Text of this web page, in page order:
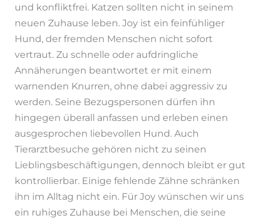
und konfliktfrei. Katzen sollten nicht in seinem
neuen Zuhause leben. Joy ist ein feinfühliger
Hund, der fremden Menschen nicht sofort
vertraut. Zu schnelle oder aufdringliche
Annäherungen beantwortet er mit einem
warnenden Knurren, ohne dabei aggressiv zu
werden. Seine Bezugspersonen dürfen ihn
hingegen überall anfassen und erleben einen
ausgesprochen liebevollen Hund. Auch
Tierarztbesuche gehören nicht zu seinen
Lieblingsbeschäftigungen, dennoch bleibt er gut
kontrollierbar. Einige fehlende Zähne schränken
ihn im Alltag nicht ein. Für Joy wünschen wir uns
ein ruhiges Zuhause bei Menschen, die seine